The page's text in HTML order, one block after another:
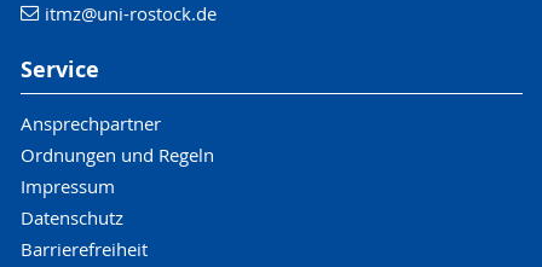
itmz@uni-rostock.de
Service
Ansprechpartner
Ordnungen und Regeln
Impressum
Datenschutz
Barrierefreiheit